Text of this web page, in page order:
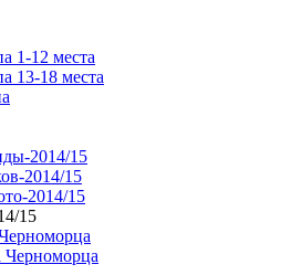
1-12 места
13-18 места
2014/15
2014/15
2014/15
15
Черноморца